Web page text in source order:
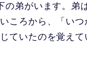
の弟がいます。弟
ころから、「い
ていたのを覚えて